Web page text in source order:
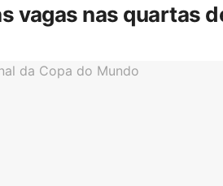
vagas nas quartas